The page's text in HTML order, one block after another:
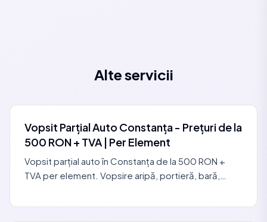
Alte servicii
Vopsit Parțial Auto Constanța - Prețuri de la
500 RON + TVA | Per Element
Vopsit parțial auto în Constanța de la 500 RON +
TVA per element. Vopsire aripă, portieră, bară,
440 127.